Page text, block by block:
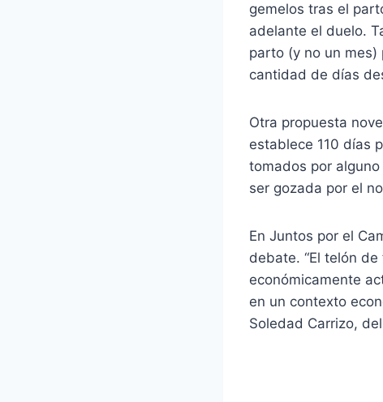
gemelos tras el
adelante el duelo.
parto (y no un mes)
cantidad de días
Otra propuesta
establece 110 días
tomados por
ser gozada por el
En Juntos por el
debate. “El telón
económicamente
en un contexto
Soledad Carrizo,